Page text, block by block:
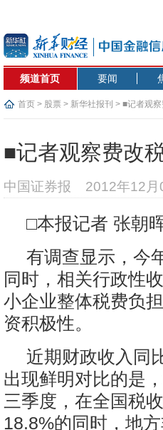
频道首页 要闻
首页 > 股票 > 新华社报刊 > ■记者观
■记者观察费改
中国证券报 2012年12月
□本报记者 张朝
有调查显示，今
同时，相关行政性
小企业整体税费负
资积极性。
近期财政收入同
出现鲜明对比的是
三季度，在全国税
18.8%的同时，地